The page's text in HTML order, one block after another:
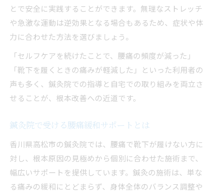
とで安全に実践することができます。無理なストレッチ
や急激な運動は逆効果となる場合もあるため、症状や体
力に合わせた方法を選びましょう。
「セルフケアを続けたことで、腰痛の頻度が減った」
「靴下を履くときの痛みが軽減した」といった利用者の
声も多く、鍼灸院での指導と自宅での取り組みを両立さ
せることが、根本改善への近道です。
鍼灸院で受ける腰痛緩和サポートとは
香川県高松市の鍼灸院では、腰痛で靴下が履けない方に
対し、根本原因の見極めから個別に合わせた施術まで、
幅広いサポートを提供しています。鍼灸の施術は、単な
る痛みの緩和にとどまらず、身体全体のバランス調整や